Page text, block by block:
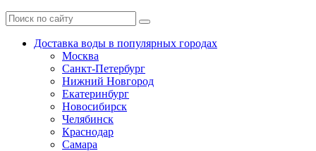
Доставка воды в популярных городах
Москва
Санкт-Петербург
Нижний Новгород
Екатеринбург
Новосибирск
Челябинск
Краснодар
Самара